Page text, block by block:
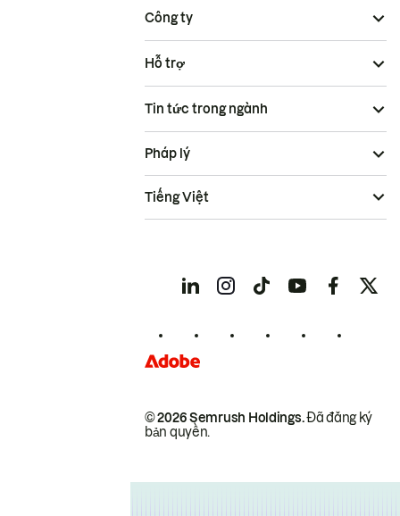
Công ty
Hỗ trợ
Tin tức trong ngành
© 2026 Semrush Holdings.Đã đăng ký
bản quyền.
Pháp lý
Tiếng Việt